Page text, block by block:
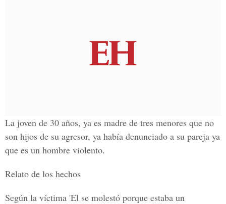
La joven de 30 años, ya es madre de tres menores que no
son hijos de su agresor, ya había denunciado a su pareja ya
que es un hombre violento.
Relato de los hechos
Según la víctima 'El se molestó porque estaba un